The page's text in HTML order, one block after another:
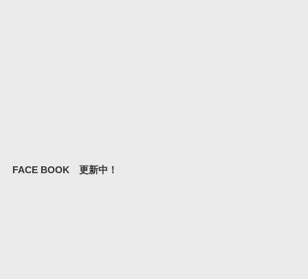
FACE BOOK 更新中！